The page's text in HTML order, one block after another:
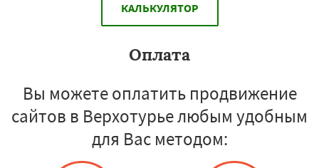
КАЛЬКУЛЯТОР
Оплата
Вы можете оплатить продвижение
сайтов в Верхотурье любым удобным
для Вас методом: